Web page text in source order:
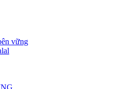
vững